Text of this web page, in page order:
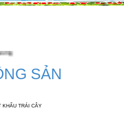
SẢN
KHẨU TRÁI CÂY